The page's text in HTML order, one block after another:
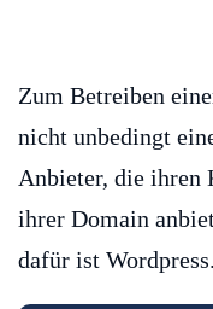
Zum Betreiben
nicht unbedingt
Anbieter, die ihren
ihrer Domain
dafür ist Wordpress.